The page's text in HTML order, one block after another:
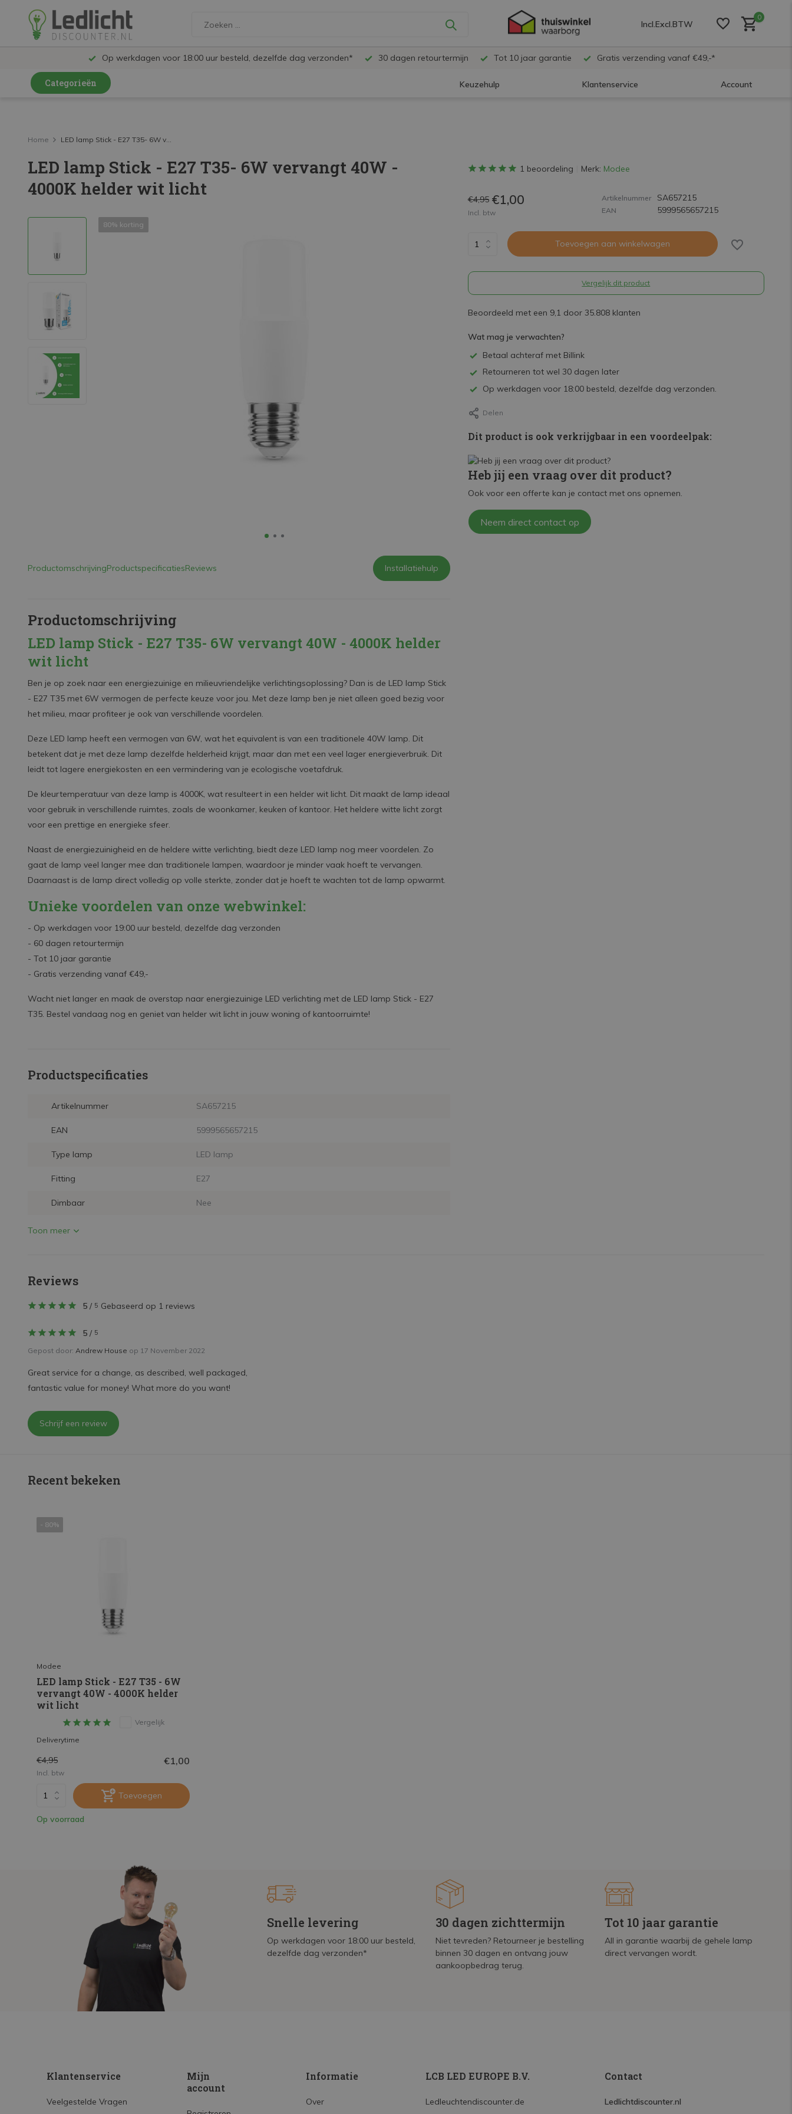
Incl.Excl.BTW
0
Op werkdagen voor 18:00 uur besteld, dezelfde dag verzonden* 30 dagen retourtermijn Tot 10 jaar garantie Gratis verzending vanaf €49,-*
Categorieën Keuzehulp Klantenservice Account
LED Railspots
LED Panelen
LED TL
LED Schijnwerpers
LED Buitenverlichting
Installatiemateriaal
Mega Sale
Verduurzaming
Home LED lamp Stick - E27 T35- 6W v...
LED lamp Stick - E27 T35- 6W vervangt 40W -
4000K helder wit licht
80% korting
ProductomschrijvingProductspecificatiesReviews Installatiehulp
Productomschrijving
LED lamp Stick - E27 T35- 6W vervangt 40W - 4000K helder
wit licht
Ben je op zoek naar een energiezuinige en milieuvriendelijke verlichtingsoplossing? Dan is de LED lamp Stick
- E27 T35 met 6W vermogen de perfecte keuze voor jou. Met deze lamp ben je niet alleen goed bezig voor
het milieu, maar profiteer je ook van verschillende voordelen.
Deze LED lamp heeft een vermogen van 6W, wat het equivalent is van een traditionele 40W lamp. Dit
betekent dat je met deze lamp dezelfde helderheid krijgt, maar dan met een veel lager energieverbruik. Dit
leidt tot lagere energiekosten en een vermindering van je ecologische voetafdruk.
De kleurtemperatuur van deze lamp is 4000K, wat resulteert in een helder wit licht. Dit maakt de lamp ideaal
voor gebruik in verschillende ruimtes, zoals de woonkamer, keuken of kantoor. Het heldere witte licht zorgt
voor een prettige en energieke sfeer.
Naast de energiezuinigheid en de heldere witte verlichting, biedt deze LED lamp nog meer voordelen. Zo
gaat de lamp veel langer mee dan traditionele lampen, waardoor je minder vaak hoeft te vervangen.
Daarnaast is de lamp direct volledig op volle sterkte, zonder dat je hoeft te wachten tot de lamp opwarmt.
Unieke voordelen van onze webwinkel:
- Op werkdagen voor 19:00 uur besteld, dezelfde dag verzonden
- 60 dagen retourtermijn
- Tot 10 jaar garantie
- Gratis verzending vanaf €49,-
Wacht niet langer en maak de overstap naar energiezuinige LED verlichting met de LED lamp Stick - E27
T35. Bestel vandaag nog en geniet van helder wit licht in jouw woning of kantoorruimte!
Productspecificaties
Artikelnummer SA657215
EAN 5999565657215
Type lamp LED lamp
Fitting E27
Dimbaar Nee
Toon meer
1 beoordeling Merk: Modee
€4,95 €1,00
Incl. btw
Artikelnummer SA657215
EAN 5999565657215
Toevoegen aan winkelwagen
Vergelijk dit product
Beoordeeld met een 9,1 door 35.808 klanten
Wat mag je verwachten?
Betaal achteraf met Billink
Retourneren tot wel 30 dagen later
Op werkdagen voor 18:00 besteld, dezelfde dag verzonden.
Delen
Dit product is ook verkrijgbaar in een voordeelpak:
Heb jij een vraag over dit product?
Ook voor een offerte kan je contact met ons opnemen.
Neem direct contact op
Reviews
5 / 5 Gebaseerd op 1 reviews
5 / 5
Gepost door: Andrew House op 17 November 2022
Great service for a change, as described, well packaged,
fantastic value for money! What more do you want!
Schrijf een review
Recent bekeken
- 80%
Modee
LED lamp Stick - E27 T35 - 6W
vervangt 40W - 4000K helder
wit licht
Vergelijk
Deliverytime
€4,95 €1,00
Incl. btw
Toevoegen
Op voorraad
Snelle levering
Op werkdagen voor 18:00 uur besteld,
dezelfde dag verzonden*
30 dagen zichttermijn
Niet tevreden? Retourneer je bestelling
binnen 30 dagen en ontvang jouw
aankoopbedrag terug.
Tot 10 jaar garantie
All in garantie waarbij de gehele lamp
direct vervangen wordt.
Klantenservice
Veelgestelde Vragen
Mijn
account
Informatie
Over
LCB LED EUROPE B.V.
Ledleuchtendiscounter.de
Contact
Ledlichtdiscounter.nl